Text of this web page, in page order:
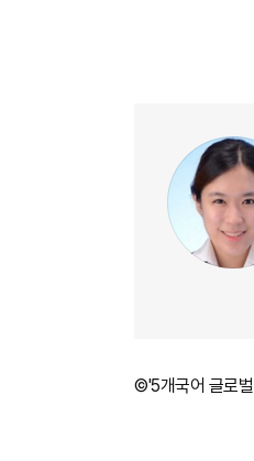
©'5개국어 글로벌